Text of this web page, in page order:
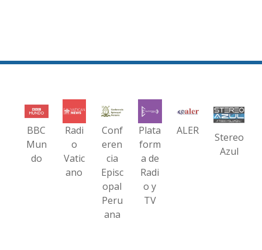
BBC
Mun
do
Radi
o
Vatic
ano
Conf
eren
cia
Episc
opal
Peru
ana
Plata
form
a de
Radi
o y
TV
ALER
Stereo
Azul